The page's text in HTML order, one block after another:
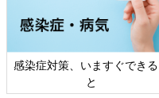
感染症対策、いますぐできる
と